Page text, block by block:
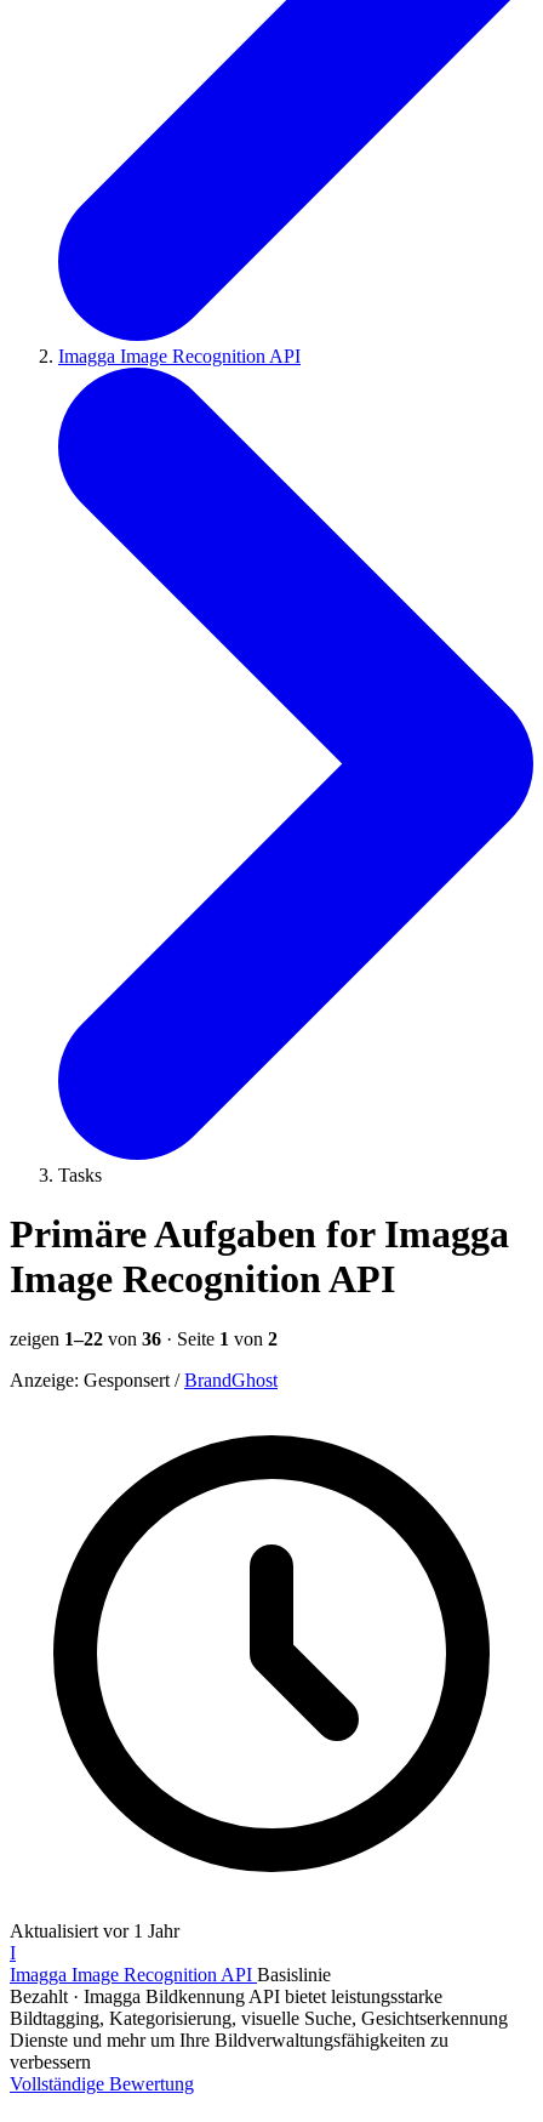
Imagga Image Recognition API
Tasks
Primäre Aufgaben for Imagga
Image Recognition API
zeigen 1–22 von 36 · Seite 1 von 2
Anzeige: Gesponsert / BrandGhost
Aktualisiert vor 1 Jahr
I
Imagga Image Recognition API Basislinie
Bezahlt · Imagga Bildkennung API bietet leistungsstarke
Bildtagging, Kategorisierung, visuelle Suche, Gesichtserkennung
Dienste und mehr um Ihre Bildverwaltungsfähigkeiten zu
verbessern
Vollständige Bewertung